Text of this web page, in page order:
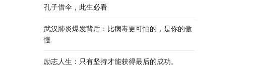
孔子借伞，此生必看
武汉肺炎爆发背后：比病毒更可怕的，是你的傲
慢
励志人生：只有坚持才能获得最后的成功。